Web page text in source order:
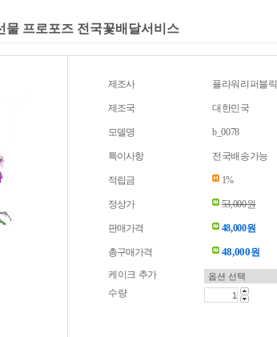
물 프로포즈 전국꽃배달서비스
제조사 플라워리퍼블릭
제조국 대한민국
모델명 b_0078
특이사항 전국배송가능
적립금 1%
정상가 53,000원
판매가격 48,000원
총구매가격 48,000원
케이크 추가
수량